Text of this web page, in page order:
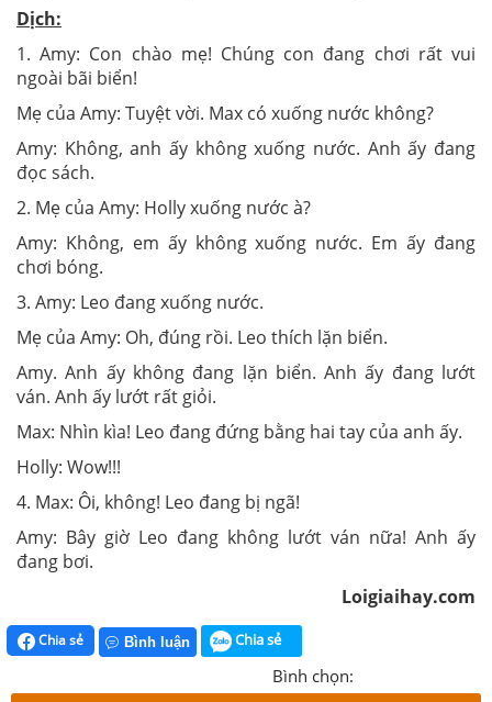
Dịch:
1. Amy: Con chào mẹ! Chúng con đang chơi rất vui
ngoài bãi biển!
Mẹ của Amy: Tuyệt vời. Max có xuống nước không?
Amy: Không, anh ấy không xuống nước. Anh ấy đang
đọc sách.
2. Mẹ của Amy: Holly xuống nước à?
Amy: Không, em ấy không xuống nước. Em ấy đang
chơi bóng.
3. Amy: Leo đang xuống nước.
Mẹ của Amy: Oh, đúng rồi. Leo thích lặn biển.
Amy. Anh ấy không đang lặn biển. Anh ấy đang lướt
ván. Anh ấy lướt rất giỏi.
Max: Nhìn kìa! Leo đang đứng bằng hai tay của anh ấy.
Holly: Wow!!!
4. Max: Ôi, không! Leo đang bị ngã!
Amy: Bây giờ Leo đang không lướt ván nữa! Anh ấy
đang bơi.
Loigiaihay.com
Chia sẻ Bình luận Chia sẻ
Bình chọn: